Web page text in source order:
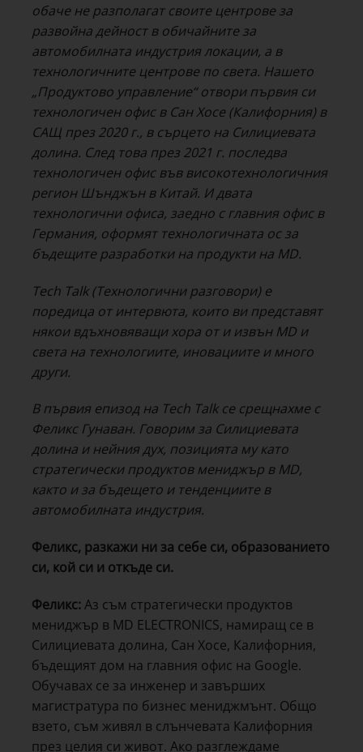
обаче не разполагат своите центрове за
развойна дейност в обичайните за
автомобилната индустрия локации, а в
технологичните центрове по света. Нашето
„Продуктово управление“ отвори първия си
технологичен офис в Сан Хосе (Калифорния) в
САЩ през 2020 г., в сърцето на Силициевата
долина. След това през 2021 г. последва
технологичен офис във високотехнологичния
регион Шънджън в Китай. И двата
технологични офиса, заедно с главния офис в
Германия, оформят технологичната ос за
бъдещите разработки на продукти на MD.
Tech Talk (Технологични разговори) е
поредица от интервюта, които ви представят
някои вдъхновяващи хора от и извън MD и
света на технологиите, иновациите и много
други.
В първия епизод на Tech Talk се срещнахме с
Феликс Гунаван. Говорим за Силициевата
долина и нейния дух, позицията му като
стратегически продуктов мениджър в MD,
както и за бъдещето и тенденциите в
автомобилната индустрия.
Феликс, разкажи ни за себе си, образованието
си, кой си и откъде си.
Феликс:Аз съм стратегически продуктов
мениджър в MD ELECTRONICS, намиращ се в
Силициевата долина, Сан Хосе, Калифорния,
бъдещият дом на главния офис на Google.
Обучавах се за инженер и завърших
магистратура по бизнес мениджмънт. Общо
взето, съм живял в слънчевата Калифорния
през целия си живот. Ако разглеждаме